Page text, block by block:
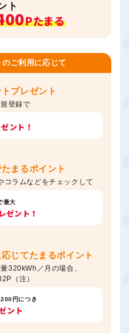
ト
Pたまる
ご利用に応じて
プレゼント
登録で
ント！
まるポイント
コラムなどをチェックして
最大
ゼント！
じてたまるポイント
320kWh／月の場合、
（注）
円につき
ント